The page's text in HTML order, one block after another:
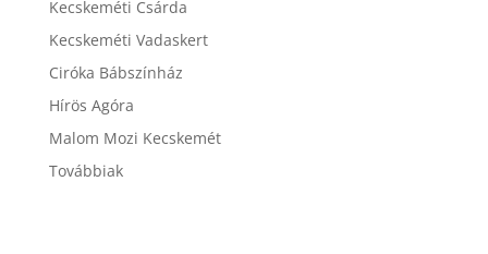
Kecskeméti Csárda
Kecskeméti Vadaskert
Ciróka Bábszínház
Hírös Agóra
Malom Mozi Kecskemét
Továbbiak